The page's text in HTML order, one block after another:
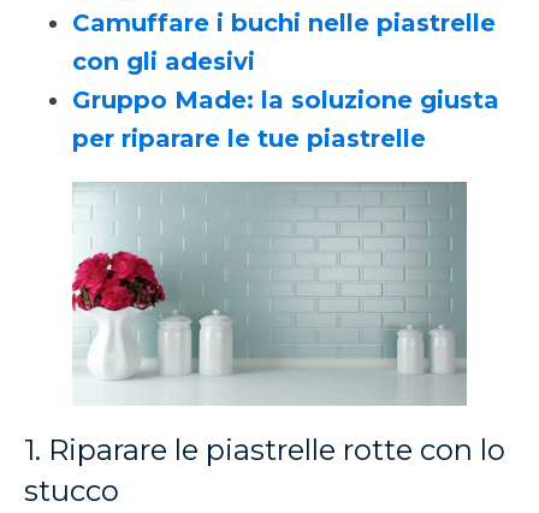
Camuffare i buchi nelle piastrelle
con gli adesivi
Gruppo Made: la soluzione giusta
per riparare le tue piastrelle
1. Riparare le piastrelle rotte con lo
stucco